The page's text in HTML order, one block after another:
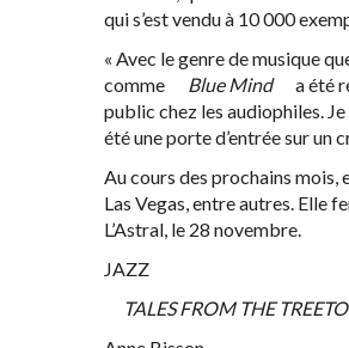
qui s’est vendu à 10 000
« Avec le genre de musique
comme
Blue Mind
a été
public chez les audiophiles.
été une porte d’entrée sur un
Au cours des prochains mois,
Las Vegas, entre autres. Elle
L’Astral, le 28 novembre.
JAZZ
TALES FROM THE